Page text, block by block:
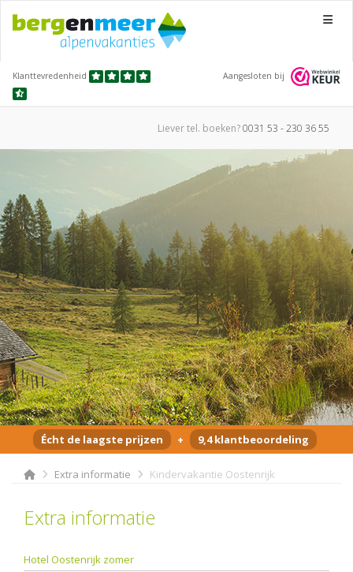
Menu
Klanttevredenheid Aangesloten bij
Liever tel. boeken?0031 53 - 230 36 55
Écht de laagste prijzen + 9,4 klantbeoordeling
Extra informatie Kindervakantie Oostenrijk
Extra informatie
Hotel Oostenrijk zomer